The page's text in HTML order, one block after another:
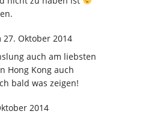
27. Oktober 2014
auch am liebsten
Hong Kong auch
bald was zeigen!
2014